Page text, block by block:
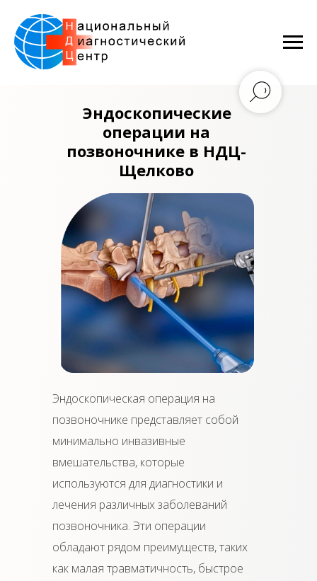
Эндоскопические
операции на
позвоночнике в НДЦ-
Щелково
Эндоскопическая операция на
позвоночнике представляет собой
минимально инвазивные
вмешательства, которые
используются для диагностики и
лечения различных заболеваний
позвоночника. Эти операции
обладают рядом преимуществ, таких
как малая травматичность, быстрое